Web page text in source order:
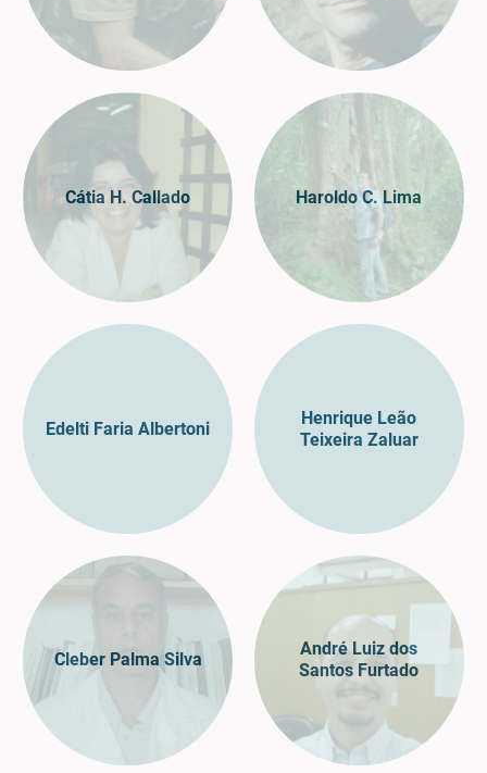
Cátia H. Callado Haroldo C. Lima
Edelti Faria Albertoni
Henrique Leão
Teixeira Zaluar
Cleber Palma Silva
André Luiz dos
Santos Furtado